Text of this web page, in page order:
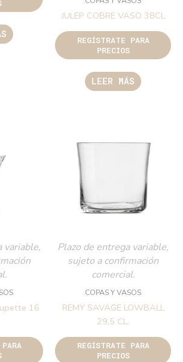
JULEP COBRE VASO 38CL
REGÍSTRATE PARA
PRECIOS
LEER MÁS
variable,
16
Plazo de entrega variable,
sujeto a confirmación
comercial.
COPAS Y VASOS
REMY SAVAGE LOWBALL
29,5 CL.
REGÍSTRATE PARA
PRECIOS